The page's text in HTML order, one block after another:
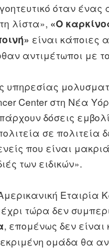
όταν ένας
λίστα», «Ο
είναι κάποιες
αντιμέτωποι με
υπηρεσίας
Center στη Νέα
δόσεις
σε πολιτεία
που είναι
των ειδικών».
Εταιρία
τώρα δεν
, επομένως δεν είναι
ομάδα θα